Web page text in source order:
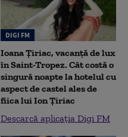
DIGI FM
Ioana Țiriac, vacanță de lux
în Saint-Tropez. Cât costă o
singură noapte la hotelul cu
aspect de castel ales de
fiica lui Ion Țiriac
Descarcă aplicația Digi FM